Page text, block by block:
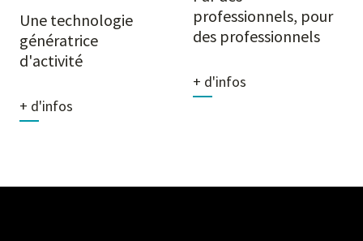
Une technologie
génératrice
d'activité
+ d'infos
professionnels, pour
des professionnels
+ d'infos